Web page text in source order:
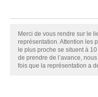
Merci de vous rendre sur le
représentation. Attention les
le plus proche se situent à
de prendre de l’avance,
fois que la représentation a